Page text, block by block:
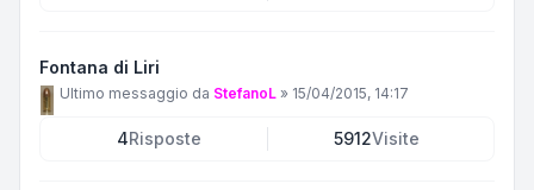
Fontana di Liri
Ultimo messaggio da StefanoL » 15/04/2015, 14:17
4Risposte 5912Visite